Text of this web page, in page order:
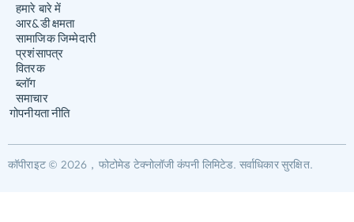
हमारे बारे में
आर&डी क्षमता
सामाजिक जिम्मेदारी
प्रशंसापत्र
वितरक
ब्लॉग
समाचार
गोपनीयता नीति
कॉपीराइट © 2026，फोटोमेड टेक्नोलॉजी कंपनी लिमिटेड. सर्वाधिकार सुरक्षित.